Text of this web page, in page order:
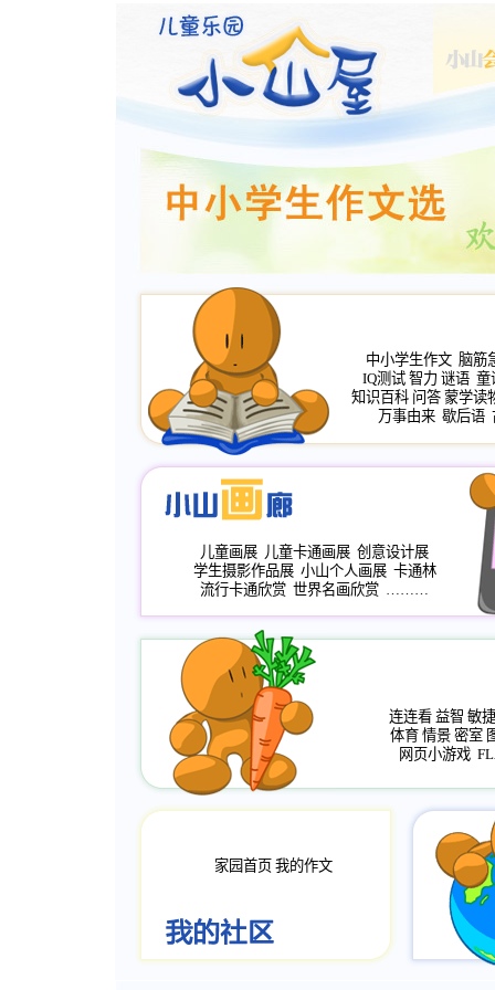
中小学生作文 脑筋
IQ测试 智力 谜语 童
知识百科 问答 蒙学读
万事由来 歇后语
儿童画展 儿童卡通画展 创意设计展
学生摄影作品展 小山个人画展 卡通林
流行卡通欣赏 世界名画欣赏 ………
连连看 益智 敏捷
体育 情景 密室
网页小游戏
家园首页 我的作文